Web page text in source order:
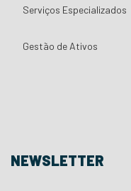
Serviços Especializados
Gestão de Ativos
NEWSLETTER